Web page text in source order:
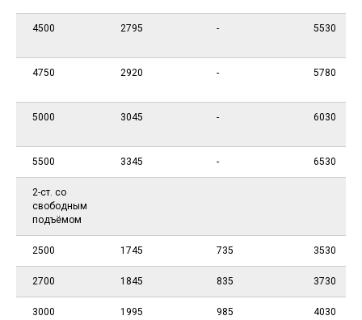
4500 2795 - 5530
4750 2920 - 5780
5000 3045 - 6030
5500 3345 - 6530
2-ст. со
свободным
подъёмом
2500 1745 735 3530
2700 1845 835 3730
3000 1995 985 4030